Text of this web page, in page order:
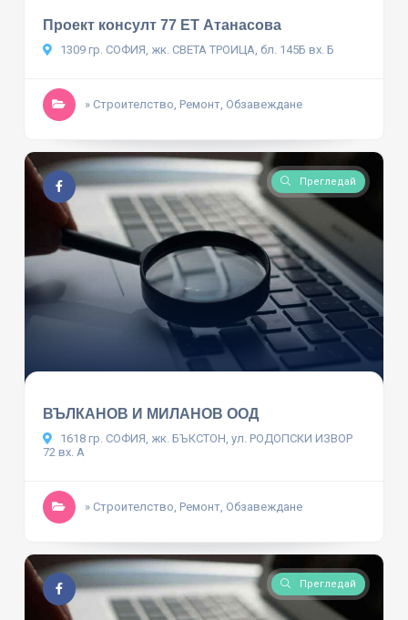
Проект консулт 77 ЕТ Атанасова
1309 гр. СОФИЯ, жк. СВЕТА ТРОИЦА, бл. 145Б вх. Б
» Строителство, Ремонт, Обзавеждане
Прегледай
ВЪЛКАНОВ И МИЛАНОВ ООД
1618 гр. СОФИЯ, жк. БЪКСТОН, ул. РОДОПСКИ ИЗВОР
72 вх. А
» Строителство, Ремонт, Обзавеждане
Прегледай